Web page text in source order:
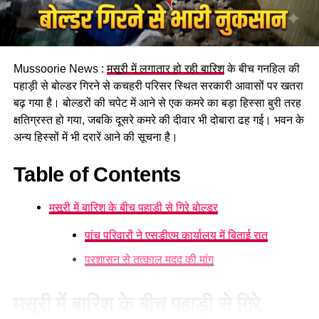
Mussoorie News :मसूरी में लगातार हो रही बारिशके बीच गनहिल की
पहाड़ी से बोल्डर गिरने से कचहरी परिसर स्थित सरकारी आवासों पर खतरा
बढ़ गया है। बोल्डरों की चपेट में आने से एक कमरे का बड़ा हिस्सा बुरी तरह
क्षतिग्रस्त हो गया, जबकि दूसरे कमरे की दीवार भी दोबारा ढह गई। भवन के
अन्य हिस्सों में भी दरारें आने की सूचना है।
Table of Contents
मसूरी में बारिश के बीच पहाड़ी से गिरे बोल्डर
पांच परिवारों ने एसडीएम कार्यालय में बिताई रात
प्रशासन से तत्काल मदद की मांग